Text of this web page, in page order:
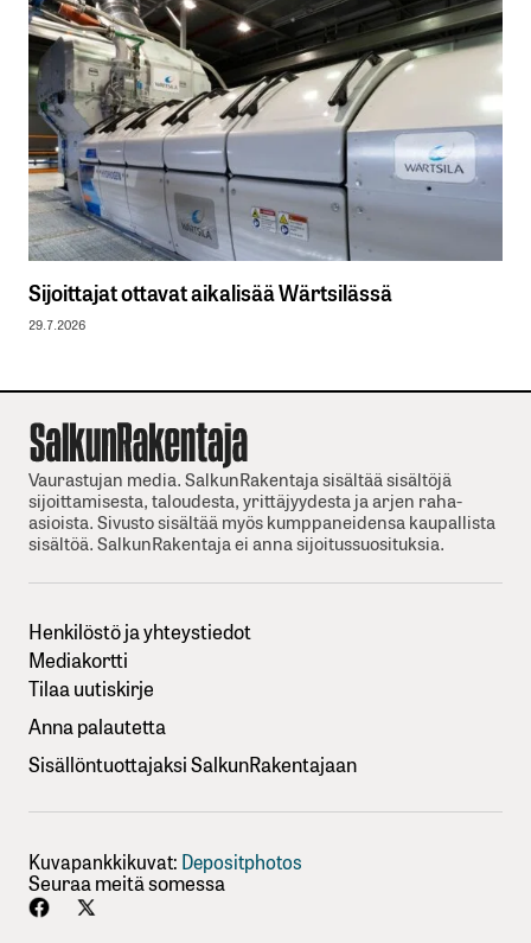
Sijoittajat ottavat aikalisää Wärtsilässä
29.7.2026
Vaurastujan media. SalkunRakentaja sisältää sisältöjä
sijoittamisesta, taloudesta, yrittäjyydesta ja arjen raha-
asioista. Sivusto sisältää myös kumppaneidensa kaupallista
sisältöä. SalkunRakentaja ei anna sijoitussuosituksia.
Henkilöstö ja yhteystiedot
Mediakortti
Tilaa uutiskirje
Anna palautetta
Sisällöntuottajaksi SalkunRakentajaan
Kuvapankkikuvat: Depositphotos
Seuraa meitä somessa